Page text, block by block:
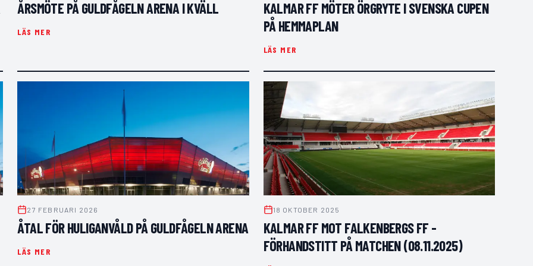
ÅRSMÖTE PÅ GULDFÅGELN ARENA I KVÄLL
LÄS MER
KALMAR FF MÖTER ÖRGRYTE I SVENSKA CUPEN
PÅ HEMMAPLAN
LÄS MER
27 FEBRUARI 2026
ÅTAL FÖR HULIGANVÅLD PÅ GULDFÅGELN ARENA
LÄS MER
18 OKTOBER 2025
KALMAR FF MOT FALKENBERGS FF -
FÖRHANDSTITT PÅ MATCHEN (08.11.2025)